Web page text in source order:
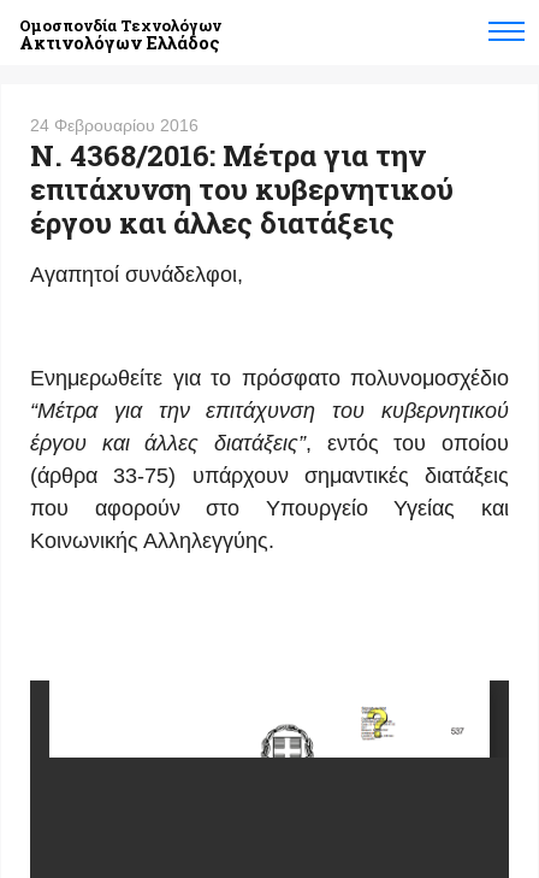
Ομοσπονδία Τεχνολόγων
Ακτινολόγων Ελλάδος
24 Φεβρουαρίου 2016
Ν. 4368/2016: Μέτρα για την
επιτάχυνση του κυβερνητικού
έργου και άλλες διατάξεις
Αγαπητοί συνάδελφοι,
Ενημερωθείτε για το πρόσφατο πολυνομοσχέδιο
“Μέτρα για την επιτάχυνση του κυβερνητικού
έργου και άλλες διατάξεις”, εντός του οποίου
(άρθρα 33-75) υπάρχουν σημαντικές διατάξεις
που αφορούν στο Υπουργείο Υγείας και
Κοινωνικής Αλληλεγγύης.